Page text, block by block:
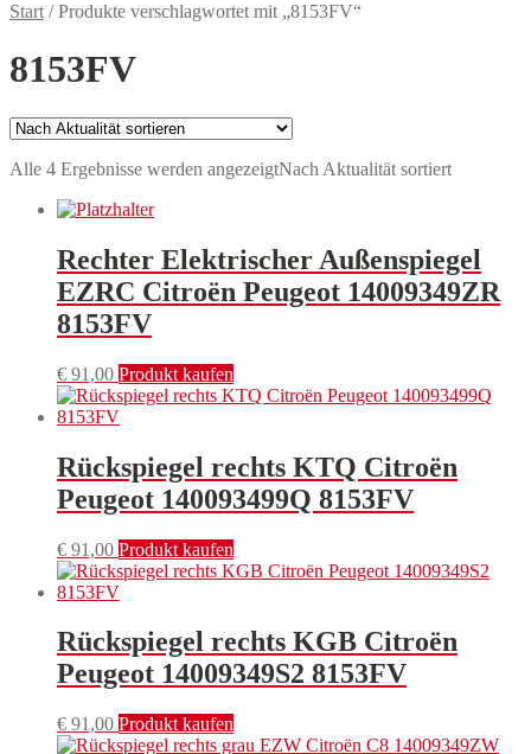
Start /Produkte verschlagwortet mit „8153FV“
8153FV
Alle 4 Ergebnisse werden angezeigtNach Aktualität sortiert
Rechter Elektrischer Außenspiegel
EZRC Citroën Peugeot 14009349ZR
8153FV
€ 91,00 Produkt kaufen
Rückspiegel rechts KTQ Citroën
Peugeot 140093499Q 8153FV
€ 91,00 Produkt kaufen
Rückspiegel rechts KGB Citroën
Peugeot 14009349S2 8153FV
€ 91,00 Produkt kaufen